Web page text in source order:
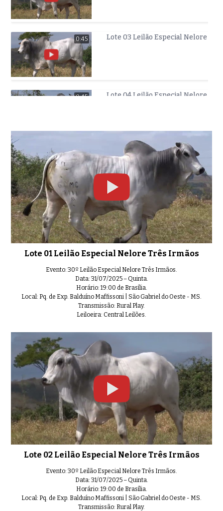
0:45 Lote 03 Leilão Especial Nelore
0:45 Lote 04 Leilão Especial Nelore
0:42 Lote 05 Leilão Especial Nelore
0:43 Lote 06 Leilão Especial Nelore
0:38 Lote 07 Leilão Especial Nelore
Lote 09 Leilão Especial Nelore
01:08 Lote 10 Leilão Especial Nelore
0:34 Lote 11 Leilão Especial Nelore
Lote 01 Leilão Especial Nelore Três Irmãos
Evento: 30º Leilão Especial Nelore Três Irmãos.
Data: 31/07/2025 – Quinta.
Horário: 19:00 de Brasília.
Local: Pq. de Exp. Balduíno Maffissoni | São Gabriel do Oeste - MS.
Transmissão: Rural Play.
Leiloeira: Central Leilões.
Lote 02 Leilão Especial Nelore Três Irmãos
Evento: 30º Leilão Especial Nelore Três Irmãos.
Data: 31/07/2025 – Quinta.
Horário: 19:00 de Brasília.
Local: Pq. de Exp. Balduíno Maffissoni | São Gabriel do Oeste - MS.
Transmissão: Rural Play.